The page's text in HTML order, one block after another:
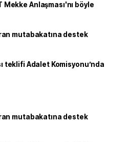
Mekke Anlaşması'nı böyle
mutabakatına destek
teklifi Adalet Komisyonu’nda
mutabakatına destek